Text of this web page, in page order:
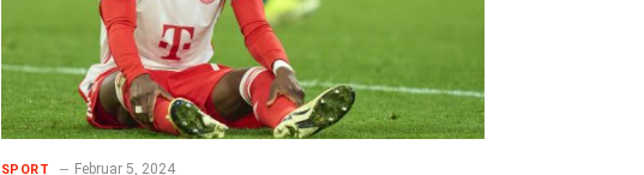
SPORT Februar 5, 2024